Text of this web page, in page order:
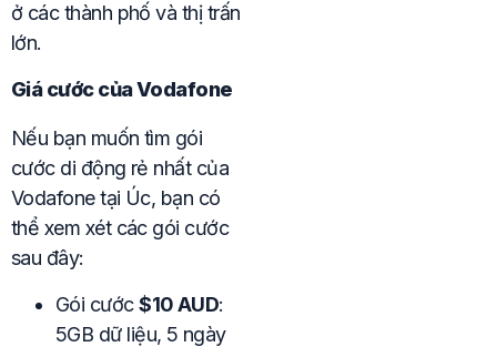
ở các thành phố và thị trấn
lớn.
Giá cước của Vodafone
Nếu bạn muốn tìm gói
cước di động rẻ nhất của
Vodafone tại Úc, bạn có
thể xem xét các gói cước
sau đây:
Gói cước$10 AUD:
5GB dữ liệu, 5 ngày